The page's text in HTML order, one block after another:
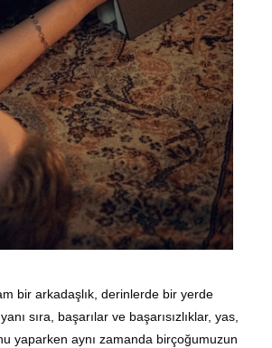
bir arkadaşlık, derinlerde bir yerde
sıra, başarılar ve başarısızlıklar, yas,
yaparken aynı zamanda birçoğumuzun